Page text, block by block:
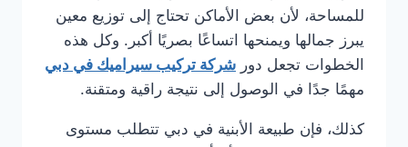
للمساحة، لأن بعض الأماكن تحتاج إلى توزيع معين
يبرز جمالها ويمنحها اتساعًا بصريًا أكبر. وكل هذه
الخطوات تجعل دور شركة تركيب سيراميك في دبي
مهمًا جدًا في الوصول إلى نتيجة راقية ومتقنة.
كذلك، فإن طبيعة الأبنية في دبي تتطلب مستوى